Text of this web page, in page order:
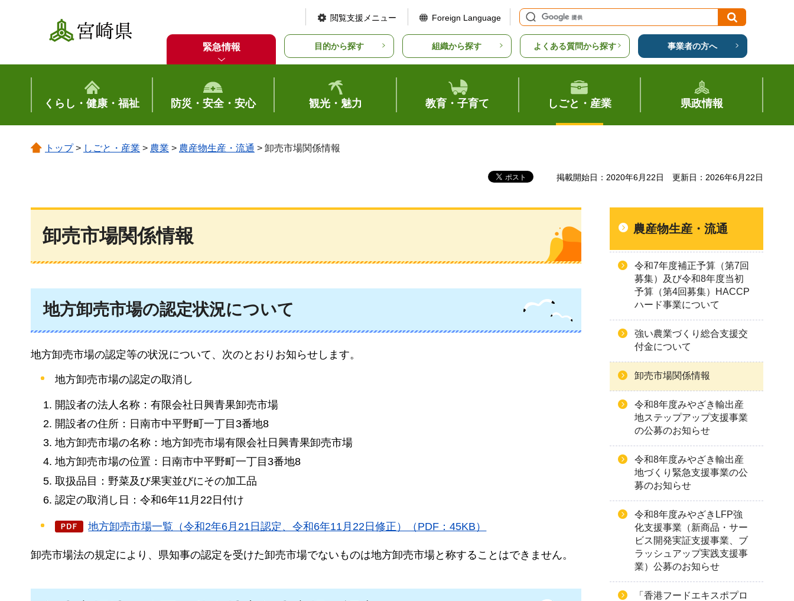
宮崎県
閲覧支援メニュー Foreign Language
緊急情報 目的から探す 組織から探す よくある質問から探す 事業者の方へ
くらし・健康・福祉 防災・安全・安心 観光・魅力 教育・子育て しごと・産業 県政情報
トップ> しごと・産業 > 農業 > 農産物生産・流通 > 卸売市場関係情報
掲載開始日：2020年6月22日 更新日：2026年6月22日
卸売市場関係情報
地方卸売市場の認定状況について
地方卸売市場の認定等の状況について、次のとおりお知らせします。
地方卸売市場の認定の取消し
開設者の法人名称：有限会社日興青果卸売市場
開設者の住所：日南市中平野町一丁目3番地8
地方卸売市場の名称：地方卸売市場有限会社日興青果卸売市場
地方卸売市場の位置：日南市中平野町一丁目3番地8
取扱品目：野菜及び果実並びにその加工品
認定の取消し日：令和6年11月22日付け
地方卸売市場一覧（令和2年6月21日認定、令和6年11月22日修正）（PDF：45KB）
卸売市場法の規定により、県知事の認定を受けた卸売市場でないものは地方卸売市場と称することはできません。
農産物生産・流通
令和7年度補正予算（第7回
募集）及び令和8年度当初
予算（第4回募集）HACCP
ハード事業について
強い農業づくり総合支援交
付金について
卸売市場関係情報
令和8年度みやざき輸出産
地ステップアップ支援事業
の公募のお知らせ
令和8年度みやざき輸出産
地づくり緊急支援事業の公
募のお知らせ
令和8年度みやざきLFP強
化支援事業（新商品・サー
ビス開発実証支援事業、ブ
ラッシュアップ実践支援事
業）公募のお知らせ
「香港フードエキスポプロ